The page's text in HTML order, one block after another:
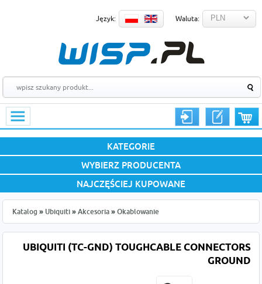
Język: Waluta:
KATEGORIE
WYBIERZ PRODUCENTA
NAJCZĘŚCIEJ KUPOWANE
Katalog » Ubiquiti » Akcesoria » Okablowanie
UBIQUITI (TC-GND) TOUGHCABLE CONNECTORS
GROUND